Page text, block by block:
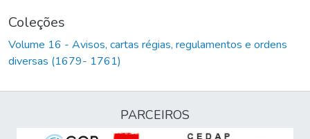
Coleções
Volume 16 - Avisos, cartas régias, regulamentos e ordens
diversas (1679- 1761)
PARCEIROS